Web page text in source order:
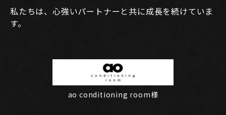
私たちは、心強いパートナーと共に成長を続けていま
す。
ao conditioning room様